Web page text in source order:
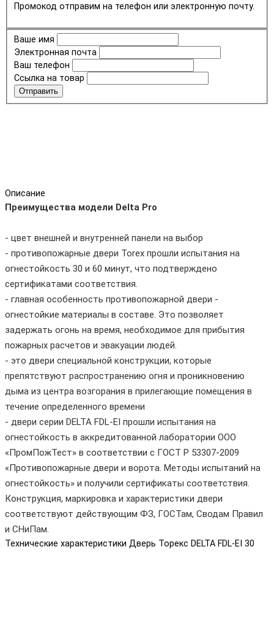
Промокод отправим на телефон или электронную почту.
Ваше имя
Электронная почта
Ваш телефон
Ссылка на товар
Отправить
Описание
Преимущества модели Delta Pro
- цвет внешней и внутренней панели на выбор
- противопожарные двери Torex прошли испытания на
огнестойкость 30 и 60 минут, что подтверждено
сертификатами соответствия.
- главная особенность противопожарной двери -
огнестойкие материалы в составе. Это позволяет
задержать огонь на время, необходимое для прибытия
пожарных расчетов и эвакуации людей.
- это двери специальной конструкции, которые
препятствуют распространению огня и проникновению
дыма из центра возгорания в прилегающие помещения в
течение определенного времени
- двери серии DELTA FDL-EI прошли испытания на
огнестойкость в аккредитованной лаборатории ООО
«ПромПожТест» в соответствии с ГОСТ Р 53307-2009
«Противопожарные двери и ворота. Методы испытаний на
огнестойкость» и получили сертификаты соответствия.
Конструкция, маркировка и характеристики двери
соответствуют действующим ФЗ, ГОСТам, Сводам Правил
и СНиПам.
Технические характеристики Дверь Торекс DELTA FDL-EI 30